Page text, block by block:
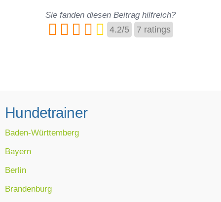
Sie fanden diesen Beitrag hilfreich?
4.2/5 7 ratings
Hundetrainer
Baden-Württemberg
Bayern
Berlin
Brandenburg